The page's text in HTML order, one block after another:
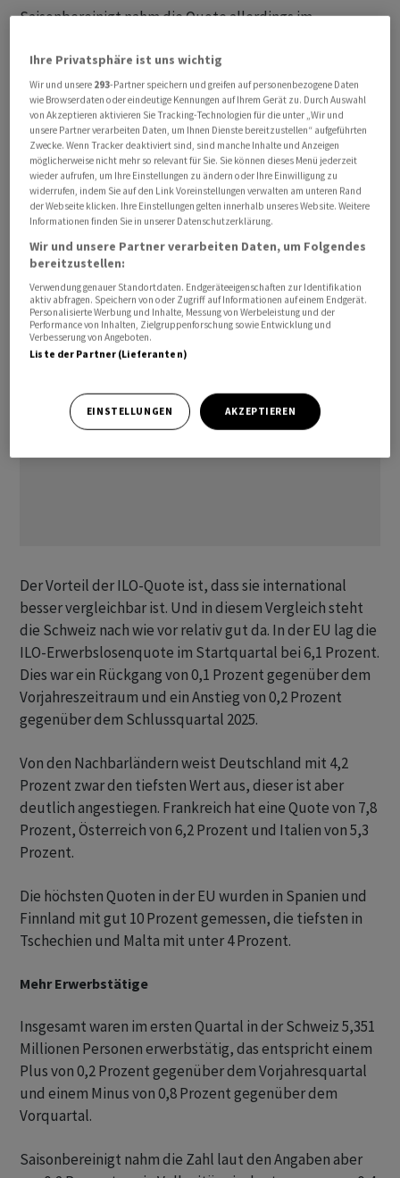
Saisonbereinigt nahm die Quote allerdings im
um 0,1 Prozent auf 5,0 Prozent ab. Bei dieser Zahl wird
zum Beispiel herausgerechnet, dass es in der kalten
Jahreszeit auf dem Bau weniger Arbeit gibt.
Nur leicht tiefer als in der EU
Die ILO-Erwerbslosenquote fällt jeweils deutlich höher
aus als die Arbeitslosenquote gemäss Definition des
Staatssekretariats für Wirtschaft (Seco), bei der nur
gemeldete Arbeitslose berücksichtigt werden. Per
Ende März lag diese bei 3,1 Prozent.
Der Vorteil der ILO-Quote ist, dass sie international
besser vergleichbar ist. Und in diesem Vergleich steht
die Schweiz nach wie vor relativ gut da. In der EU lag die
ILO-Erwerbslosenquote im Startquartal bei 6,1 Prozent.
Dies war ein Rückgang von 0,1 Prozent gegenüber dem
Vorjahreszeitraum und ein Anstieg von 0,2 Prozent
gegenüber dem Schlussquartal 2025.
Von den Nachbarländern weist Deutschland mit 4,2
Prozent zwar den tiefsten Wert aus, dieser ist aber
deutlich angestiegen. Frankreich hat eine Quote von 7,8
Prozent, Österreich von 6,2 Prozent und Italien von 5,3
Prozent.
Die höchsten Quoten in der EU wurden in Spanien und
Finnland mit gut 10 Prozent gemessen, die tiefsten in
Tschechien und Malta mit unter 4 Prozent.
Mehr Erwerbstätige
Insgesamt waren im ersten Quartal in der Schweiz 5,351
Millionen Personen erwerbstätig, das entspricht einem
Plus von 0,2 Prozent gegenüber dem Vorjahresquartal
und einem Minus von 0,8 Prozent gegenüber dem
Vorquartal.
Saisonbereinigt nahm die Zahl laut den Angaben aber
Ihre Privatsphäre ist uns wichtig
Wir und unsere 293-Partner speichern und greifen auf personenbezogene Daten
wie Browserdaten oder eindeutige Kennungen auf Ihrem Gerät zu. Durch Auswahl
von Akzeptieren aktivieren Sie Tracking-Technologien für die unter „Wir und
unsere Partner verarbeiten Daten, um Ihnen Dienste bereitzustellen“ aufgeführten
Zwecke. Wenn Tracker deaktiviert sind, sind manche Inhalte und Anzeigen
möglicherweise nicht mehr so relevant für Sie. Sie können dieses Menü jederzeit
wieder aufrufen, um Ihre Einstellungen zu ändern oder Ihre Einwilligung zu
widerrufen, indem Sie auf den Link Voreinstellungen verwalten am unteren Rand
der Webseite klicken. Ihre Einstellungen gelten innerhalb unseres Website. Weitere
Informationen finden Sie in unserer Datenschutzerklärung.
Wir und unsere Partner verarbeiten Daten, um Folgendes
bereitzustellen:
Verwendung genauer Standortdaten. Endgeräteeigenschaften zur Identifikation
aktiv abfragen. Speichern von oder Zugriff auf Informationen auf einem Endgerät.
Personalisierte Werbung und Inhalte, Messung von Werbeleistung und der
Performance von Inhalten, Zielgruppenforschung sowie Entwicklung und
Verbesserung von Angeboten.
Liste der Partner (Lieferanten)
EINSTELLUNGEN AKZEPTIEREN